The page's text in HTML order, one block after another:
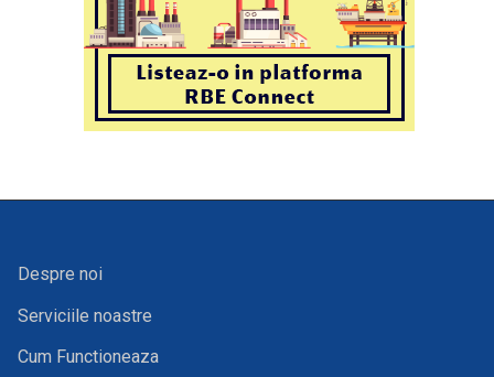
Despre noi
Serviciile noastre
Cum Functioneaza